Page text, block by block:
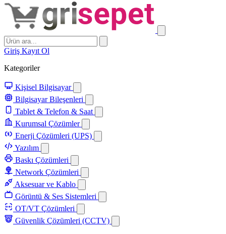
Giriş Kayıt Ol
Kategoriler
Kişisel Bilgisayar
Bilgisayar Bileşenleri
Tablet & Telefon & Saat
Kurumsal Çözümler
Enerji Çözümleri (UPS)
Yazılım
Baskı Çözümleri
Network Çözümleri
Aksesuar ve Kablo
Görüntü & Ses Sistemleri
OT/VT Çözümleri
Güvenlik Çözümleri (CCTV)